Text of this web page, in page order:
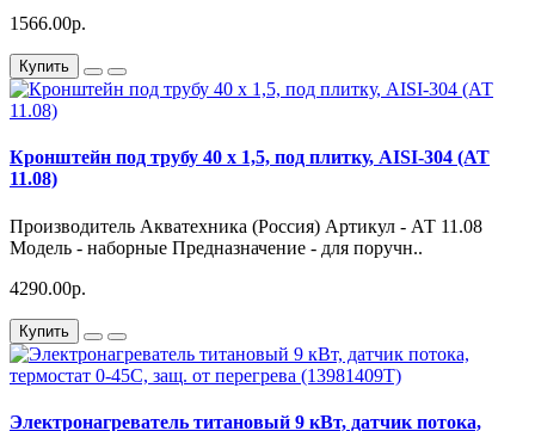
1566.00р.
Купить
Кронштейн под трубу 40 х 1,5, под плитку, AISI-304 (АТ
11.08)
Производитель Акватехника (Россия) Артикул - АТ 11.08
Модель - наборные Предназначение - для поручн..
4290.00р.
Купить
Электронагреватель титановый 9 кВт, датчик потока,